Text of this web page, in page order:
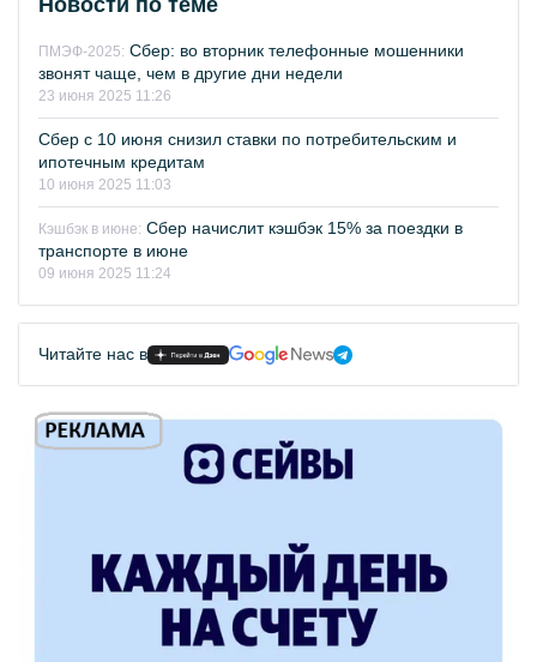
Новости по теме
ПМЭФ-2025: Сбер: во вторник телефонные мошенники
звонят чаще, чем в другие дни недели
23 июня 2025 11:26
Сбер с 10 июня снизил ставки по потребительским и
ипотечным кредитам
10 июня 2025 11:03
Кэшбэк в июне: Сбер начислит кэшбэк 15% за поездки в
транспорте в июне
09 июня 2025 11:24
Читайте нас в